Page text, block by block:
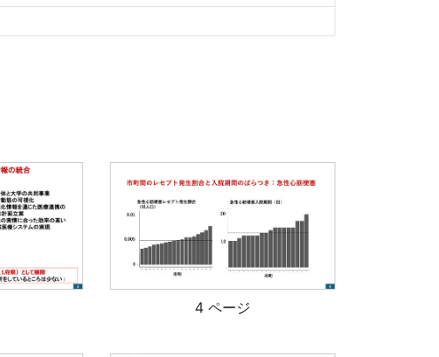
4 ページ